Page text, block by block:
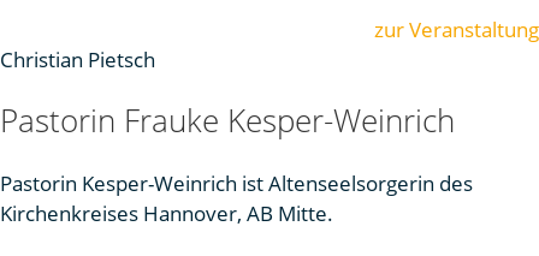
zur Veranstaltung
Christian Pietsch
Pastorin Frauke Kesper-Weinrich
Pastorin Kesper-Weinrich ist Altenseelsorgerin des
Kirchenkreises Hannover, AB Mitte.